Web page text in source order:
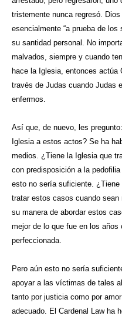
tristemente nunca regresó.
esencialmente “a prueba de
su santidad personal. No
malvados, siempre y cuando
hace la Iglesia, entonces
través de Judas cuando Judas
enfermos.
Así que, de nuevo, les
Iglesia a estos actos? Se ha
medios. ¿Tiene la Iglesia que
con predisposición a la
esto no sería suficiente.
tratar estos casos cuando
su manera de abordar estos
mejor de lo que fue en los
perfeccionada.
Pero aún esto no sería
apoyar a las víctimas de tales
tanto por justicia como por
adecuado. El Cardenal Law ha